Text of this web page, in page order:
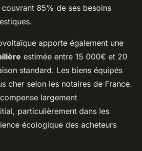
85% de ses besoins
apporte également une
estimée entre 15 000€ et 20
standard. Les biens équipés
cher selon les notaires de France.
largement
particulièrement dans les
écologique des acheteurs